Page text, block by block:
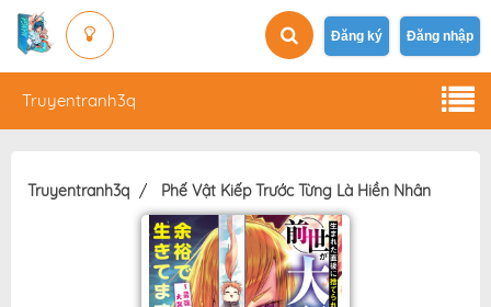
Đăng ký Đăng nhập
Truyentranh3q
Truyentranh3q Phế Vật Kiếp Trước Từng Là Hiền Nhân